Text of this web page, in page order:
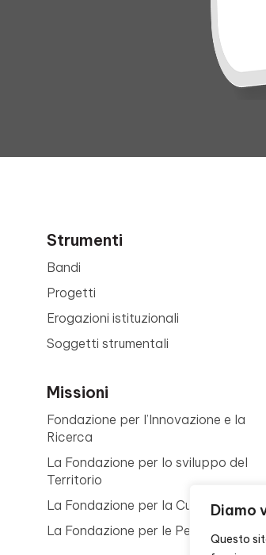
Diamo
Questo
Strumenti
Bandi
Progetti
Erogazioni istituzionali
Soggetti strumentali
Missioni
Fondazione per l’Innovazione e la
Ricerca
La Fondazione per lo sviluppo del
Territorio
La Fondazione per la Cultura
La Fondazione per le Persone